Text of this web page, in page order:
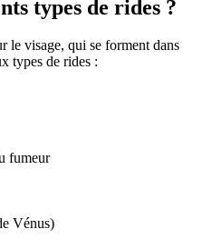
types de rides ?
le visage, qui se forment dans
types de rides :
fumeur
Vénus)